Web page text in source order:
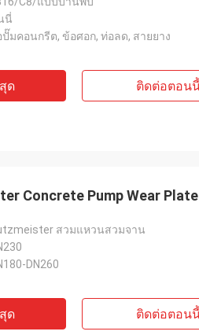
นี่
มคอนกรีต, ข้อศอก, ท่อลด, สายยาง
ด ติดต่อตอน
Concrete Pump Wear
สวมแหวนสวมจาน
DN260
ด ติดต่อตอน